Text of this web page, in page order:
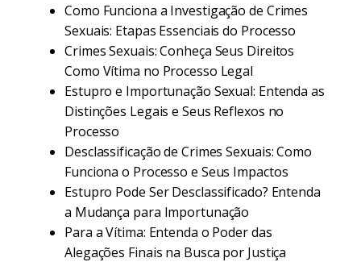
Como Funciona a Investigação de Crimes
Sexuais: Etapas Essenciais do Processo
Crimes Sexuais: Conheça Seus Direitos
Como Vítima no Processo Legal
Estupro e Importunação Sexual: Entenda as
Distinções Legais e Seus Reflexos no
Processo
Desclassificação de Crimes Sexuais: Como
Funciona o Processo e Seus Impactos
Estupro Pode Ser Desclassificado? Entenda
a Mudança para Importunação
Para a Vítima: Entenda o Poder das
Alegações Finais na Busca por Justiça